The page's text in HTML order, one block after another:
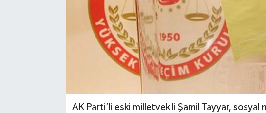
AK Parti’li eski milletvekili Şamil Tayyar, sosyal